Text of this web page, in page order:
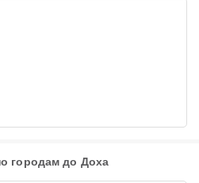
городам до Доха